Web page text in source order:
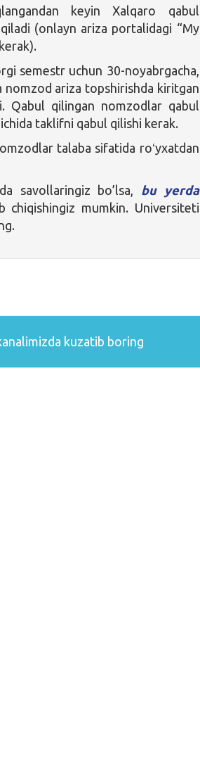
keyin Xalqaro qabul
(onlayn ariza portalidagi “My
semestr uchun 30-noyabrgacha,
ariza topshirishda kiritgan
Qabul qilingan nomzodlar qabul
taklifni qabul qilishi kerak.
talaba sifatida roʻyxatdan
savollaringiz bo’lsa,
bu yerda
chiqishingiz mumkin. Universiteti
kuzatib boring